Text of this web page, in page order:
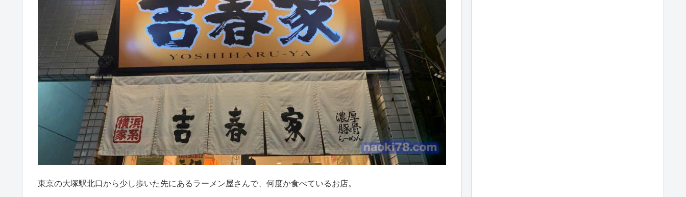
東京の大塚駅北口から少し歩いた先にあるラーメン屋さんで、何度か食べているお店。